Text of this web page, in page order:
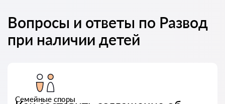
Вопросы и ответы по Развод
при наличии детей
Семейные споры